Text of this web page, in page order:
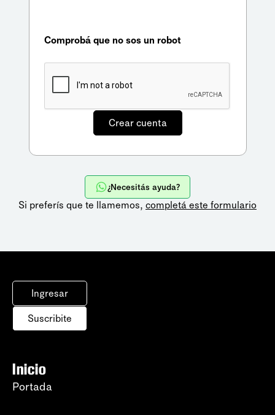
Comprobá que no sos un robot
¿Necesitás ayuda?
Si preferís que te llamemos, completá este formulario
Ingresar
Suscribite
Inicio
Portada